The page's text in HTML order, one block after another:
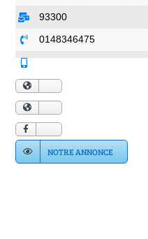
Petites annonces
Annuaire Fournisseurs
Actualités
Contact
93300
0148346475
NOTRE ANNONCE